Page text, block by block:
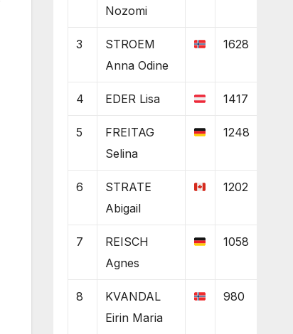
Nozomi
3
STROEM
Anna Odine
1628
4 EDER Lisa 1417
5
FREITAG
Selina
1248
6
STRATE
Abigail
1202
7
REISCH
Agnes
1058
8
KVANDAL
Eirin Maria
980